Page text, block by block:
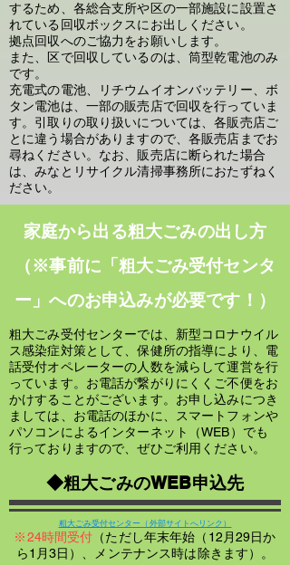
するため、各総合支所や区の一部施設に設置さ
れている回収ボックスにお出しください。
拠点回収へのご協力をお願いします。
また、区で回収しているのは、筒型乾電池のみ
です。
充電式の電池、リチウムイオンバッテリー、ボ
タン電池は、一部の販売店で回収を行っていま
す。引取りの取り扱いについては、各販売店ご
とに違う場合がありますので、各販売店までお
尋ねください。なお、販売店に断られた場合
は、みなとリサイクル清掃事務所におたずねく
ださい。
家庭から出る粗大ごみの出し方
（※事前に「粗大ごみ受付センタ
ー」へのお申込みが必要です！）
粗大ごみ受付センターでは、新型コロナウイル
ス感染症対策として、保健所の指導により、電
話受付オペレーターの人数を減らして運営を行
っています。お電話が繋がりにくくご不便をお
かけすることがございます。お申し込みにつき
ましては、お電話のほかに、スマートフォンや
パソコンによるインターネット（WEB）でも
行っておりますので、ぜひご利用ください。
◆粗大ごみのWEB申込先
粗大ごみ受付センター（外部サイトへリンク）
※24時間受付 （ただし年末年始（12月29日か
ら1月3日）、メンテナンス時は除きます）。